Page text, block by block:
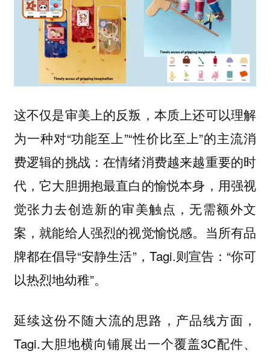
这不仅是审美上的反叛，本质上还可以理解
为一种对“功能至上”“性价比至上”的主流消
费逻辑的挑战：在情绪消费越来越重要的时
代，它大胆拥抱最直白的愉悦本身，用强视
觉张力去创造新的审美触点，无需额外文
案，就能给人强烈的视觉愉悦感。当所有品
牌都在倡导“安静生活”，Tagi.则宣告：“你可
以热烈地幼稚”。
延续这份不随大流的思路，产品线方面，
Tagi.大胆地横向铺展出一个覆盖3C配件、